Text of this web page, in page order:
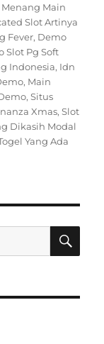
Menang Main
Slot Artinya
Fever, Demo
Slot Pg Soft
Indonesia, Idn
, Main
,Situs
Xmas,Slot
Dikasih Modal
Yang Ada